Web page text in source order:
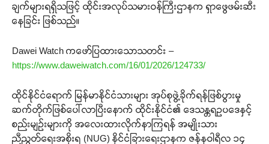
ချက်များရရှိသဖြင့် ထိုင်းအလုပ်သမားဝန်ကြီးဌာနက ရှာဖွေဖမ်းဆီး
နေခြင်း ဖြစ်သည်။
Dawei Watch ကဖော်ပြထားသောသတင်း –
https://www.daweiwatch.com/16/01/2026/124733/
ထိုင်နိုင်ငံရောက် မြန်မာနိုင်ငံသားများ အုပ်စုဖွဲ့ခိုက်ရန်ဖြစ်ပွားမှု
ဆက်တိုက်ဖြစ်ပေါ်လာပြီးနောက် ထိုင်းနိုင်ငံ၏ ဒေသန္တရဥပဒေနှင့်
စည်းမျဉ်းများကို အလေးထားလိုက်နာကြရန် အမျိုးသား
ညီညွတ်ရေးအစိုးရ (NUG) နိုင်ငံခြားရေးဌာနက ဇန်နဝါရီလ ၁၄